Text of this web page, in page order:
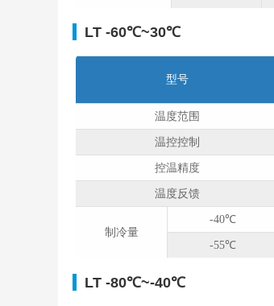
LT -60℃~30℃
型号
温度范围
温控控制
控温精度
温度反馈
制冷量
-40℃
-55℃
LT -80℃~-40℃